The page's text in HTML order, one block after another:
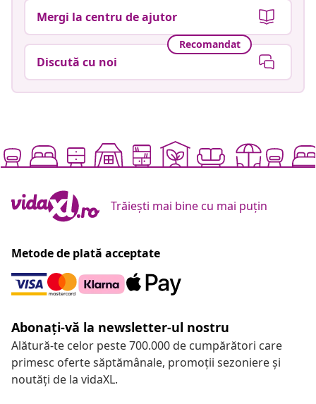
Mergi la centru de ajutor
Recomandat
Discută cu noi
Trăiești mai bine cu mai puțin
Metode de plată acceptate
Abonați-vă la newsletter-ul nostru
Alătură-te celor peste 700.000 de cumpărători care
primesc oferte săptămânale, promoții sezoniere și
noutăți de la vidaXL.